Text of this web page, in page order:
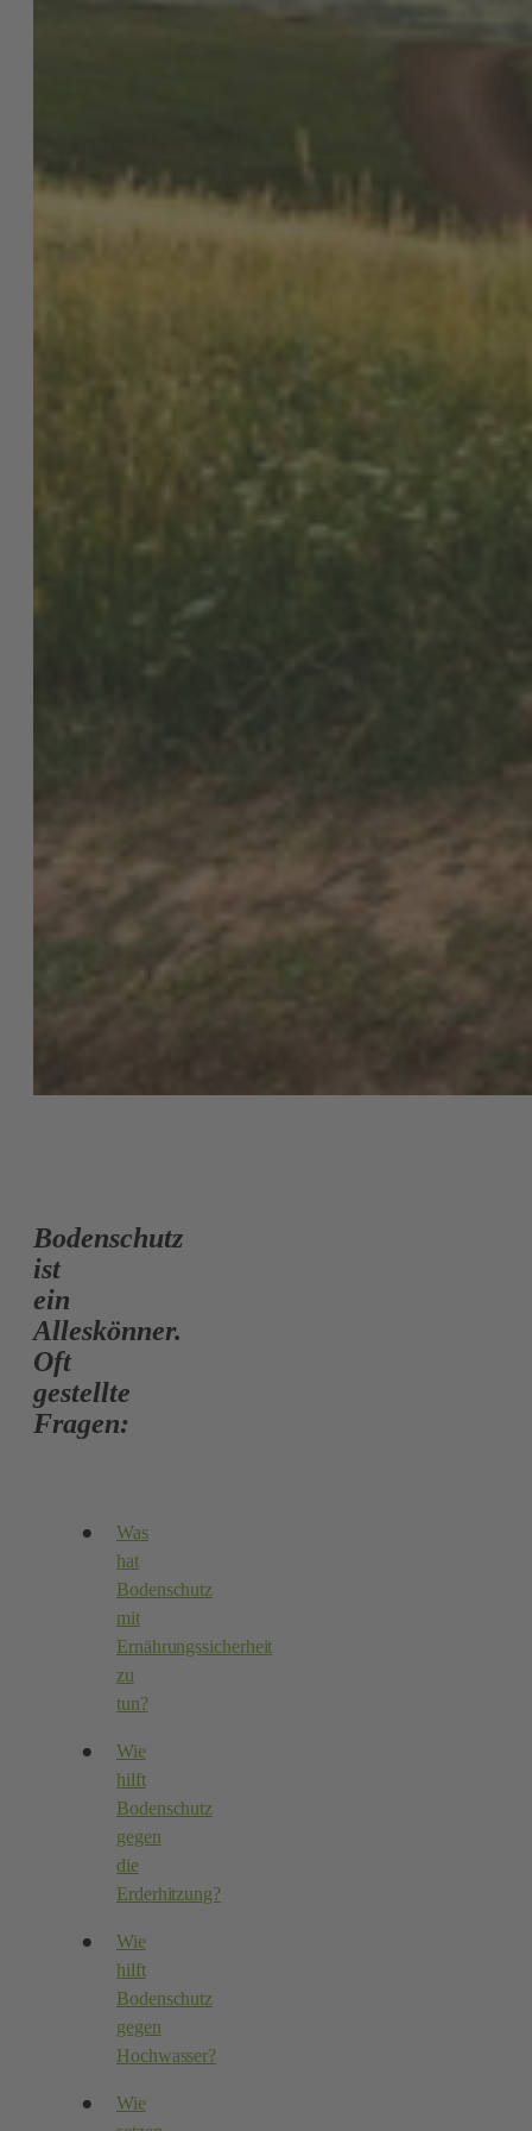
Bodenschutz
ist
ein
Alleskönner.
Oft
gestellte
Fragen:
Was
hat
Bodenschutz
mit
Ernährungssicherheit
zu
tun?
Wie
hilft
Bodenschutz
gegen
die
Erderhitzung?
Wie
hilft
Bodenschutz
gegen
Hochwasser?
Wie